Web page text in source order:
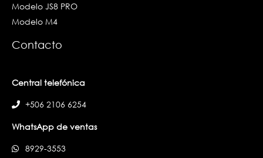
Modelo JS8 PRO
Modelo M4
Contacto
Central telefónica
+506 2106 6254
WhatsApp de ventas
8929-3553